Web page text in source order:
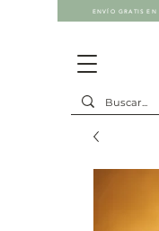
ENVÍO GRATIS EN